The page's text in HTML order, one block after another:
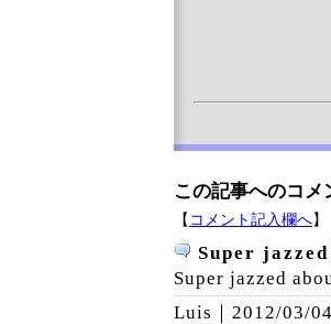
この記事へのコメ
【 コメント記入欄へ】
Super
Super jazzed
Luis｜ 2012/03/